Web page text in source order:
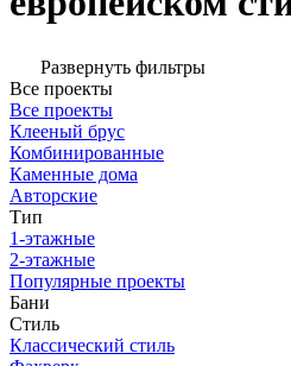
Развернуть фильтры
Все проекты
Все проекты
Клееный брус
Комбинированные
Каменные дома
Авторские
Тип
1-этажные
2-этажные
Популярные проекты
Бани
Стиль
Классический стиль